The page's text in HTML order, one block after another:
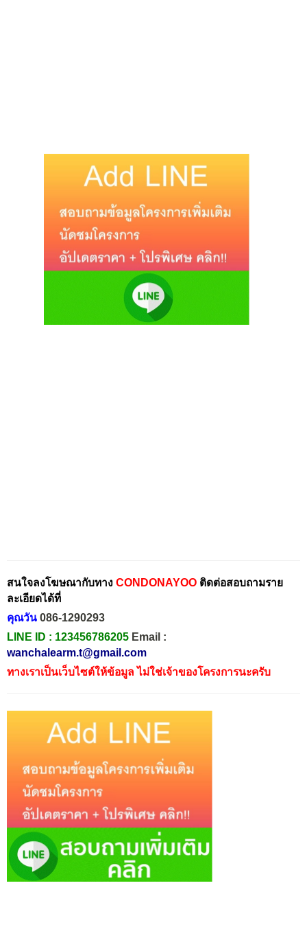
สนใจลงโฆษณากับทาง CONDONAYOO ติดต่อสอบถามราย
ละเอียดได้ที่
คุณวัน 086-1290293
LINE ID : 123456786205 Email :
wanchalearm.t@gmail.com
ทางเราเป็นเว็บไซต์ให้ข้อมูล ไม่ใช่เจ้าของโครงการนะครับ